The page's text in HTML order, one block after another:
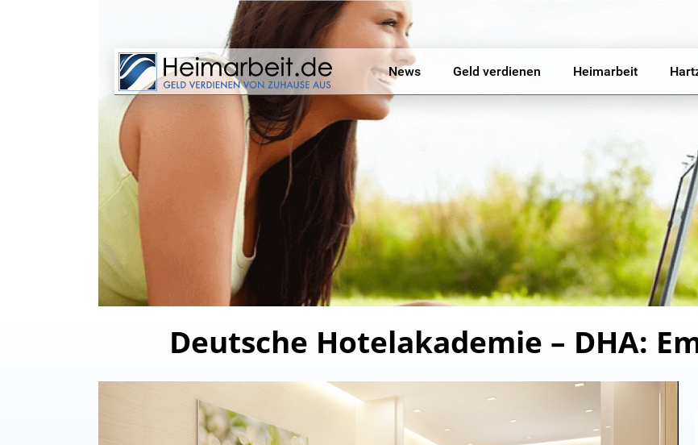
News Geld verdienen Heimarbeit
Deutsche Hotelakademie – DHA: